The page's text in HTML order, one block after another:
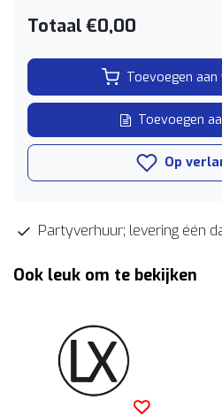
Totaal€0,00
Toevoegen aan
Toevoegen
Op
Partyverhuur; levering één
Ook leuk om te bekijken